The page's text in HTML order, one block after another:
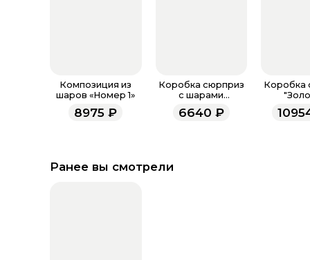
Композиция из
шаров «Номер 1»
8975 ₽
Коробка сюрприз
с шарами
Принцессе"
6640 ₽
Коробка
Ранее вы смотрели